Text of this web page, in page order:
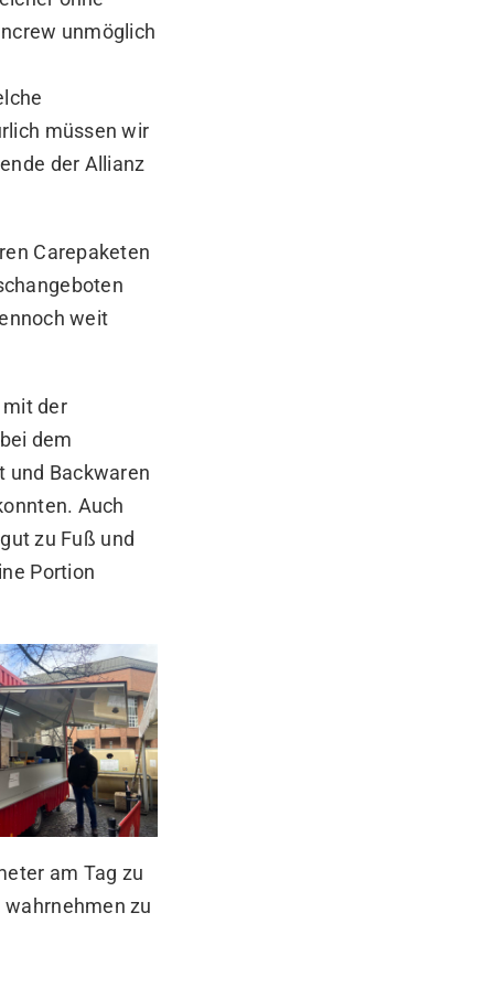
unmöglich
müssen wir
der Allianz
Carepaketen
weit
der
dem
und Backwaren
Auch
zu Fuß und
Portion
am Tag zu
zu